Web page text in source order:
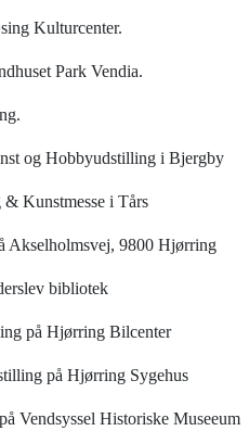
Kulturcenter.
Park Vendia.
og Hobbyudstilling i Bjergby
& Kunstmesse i Tårs
Akselholmsvej, 9800 Hjørring
bibliotek
på Hjørring Bilcenter
på Hjørring Sygehus
Vendsyssel Historiske Museeum